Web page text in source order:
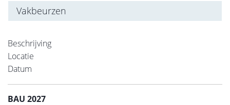
Vakbeurzen
Beschrijving
Locatie
Datum
BAU 2027